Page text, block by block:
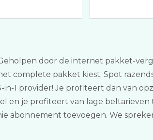
door de internet pakket-
complete pakket kiest. Spot
1 provider! Je profiteert dan van
en je profiteert van lage
abonnement toevoegen. We